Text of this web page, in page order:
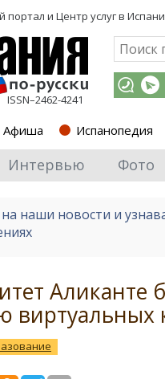
портал и Центр услуг в
ISSN–2462-4241
Афиша Испанопедия
Интервью Фото
наши новости и
Аликанте
виртуальных